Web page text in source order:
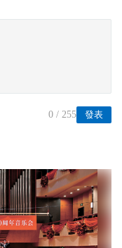
發表
0 / 255